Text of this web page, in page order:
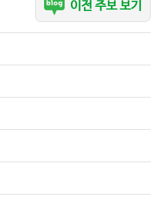
이전 주보 보기